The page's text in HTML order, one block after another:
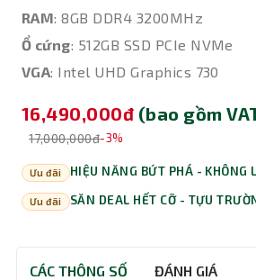
RAM: 8GB DDR4 3200MHz
Ổ cứng: 512GB SSD PCIe NVMe
VGA: Intel UHD Graphics 730
16,490,000đ (bao gồm
17,000,000đ-3%
Ưu đãi HIỆU NĂNG BỨT PHÁ - KHÔNG
Ưu đãi SĂN DEAL HẾT CỠ - TỰU
CÁC THÔNG SỐ ĐÁNH GIÁ